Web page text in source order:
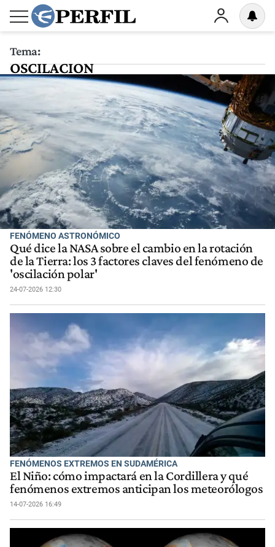
Tema:
OSCILACION
FENÓMENO ASTRONÓMICO
Qué dice la NASA sobre el cambio en la rotación
de la Tierra: los 3 factores claves del fenómeno de
'oscilación polar'
24-07-2026 12:30
FENÓMENOS EXTREMOS EN SUDAMÉRICA
El Niño: cómo impactará en la Cordillera y qué
fenómenos extremos anticipan los meteorólogos
14-07-2026 16:49